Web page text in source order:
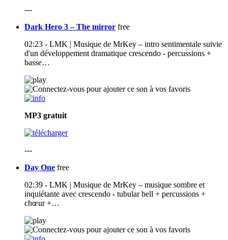
---
Dark Hero 3 – The mirror free
02:23 - LMK | Musique de MrKey – intro sentimentale suivie
d'un développement dramatique crescendo - percussions +
basse…
MP3 gratuit
---
Day One free
02:39 - LMK | Musique de MrKey – musique sombre et
inquiétante avec crescendo - tubular bell + percussions +
chœur +…